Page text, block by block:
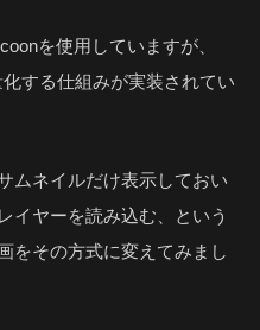
を使用していますが、
する仕組みが実装されてい
ムネイルだけ表示しておい
イヤーを読み込む、という
をその方式に変えてみまし